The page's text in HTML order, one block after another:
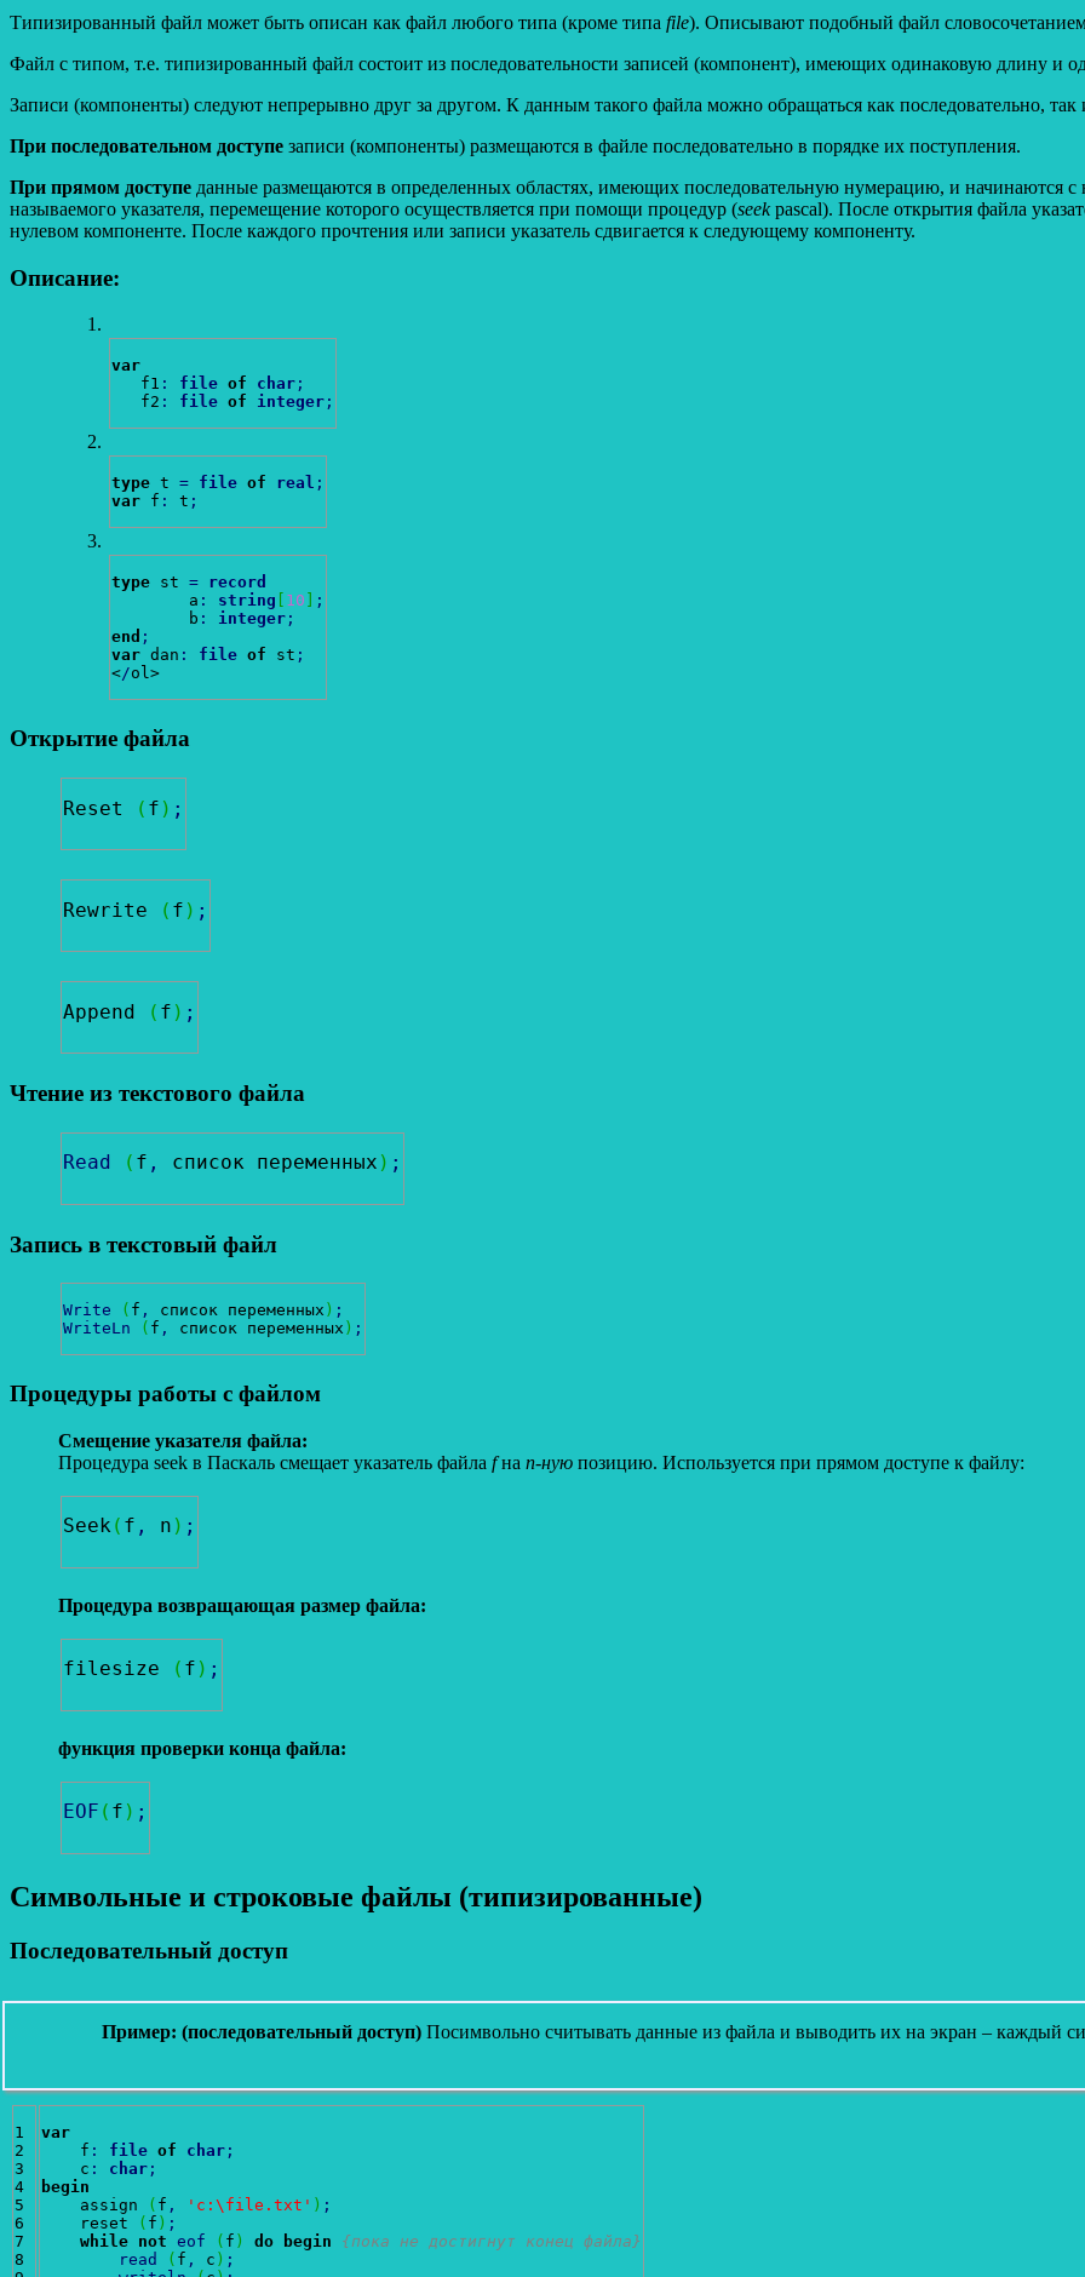
Типизированный файл может быть описан как файл любого типа (кроме типа file). Описывают подобный файл
Файл с типом, т.е. типизированный файл состоит из последовательности записей (компонент), имеющих одинаковую длину и
Записи (компоненты) следуют непрерывно друг за другом. К данным такого файла можно обращаться как последовательно,
При последовательном доступе записи (компоненты) размещаются в файле последовательно в порядке их поступления.
При прямом доступе данные размещаются в определенных областях, имеющих последовательную нумерацию, и начинаются с
называемого указателя, перемещение которого осуществляется при помощи процедур (seek pascal). После открытия файла
нулевом компоненте. После каждого прочтения или записи указатель сдвигается к следующему компоненту.
Описание:
var
   f1
: file of char ;
   f2
: file of integer ;
type t = file of real ;
var f : t ;
type st = record
        a
: string 10
;
        b
: integer ;
end ;
var dan : file of st ;
</ol>
Открытие файла
Reset ( f ) ;
Rewrite ( f ) ;
Append ( f ) ;
Чтение из текстового файла
Read ( f , список переменных ) ;
Запись в текстовый файл
Write ( f , список переменных ) ;
WriteLn
( f , список переменных ) ;
Процедуры работы с файлом
Смещение указателя файла:
Процедура seek в Паскаль смещает указатель файла fна n-ную позицию. Используется при прямом доступе к файлу:
Seek ( f , n ) ;
Процедура возвращающая размер файла:
filesize ( f ) ;
функция проверки конца файла:
EOF ( f ) ;
Символьные и строковые файлы (типизированные)
Последовательный доступ
Пример: (последовательный доступ) Посимвольно считывать данные из файла и выводить их на экран – каждый
1
2
3
4
5
6
7
8
var
    f
: file of char ;
    c
: char ;
begin
    assign
( f , 'c:\file.txt' ) ;
    reset
( f ) ;
while not eof ( f ) do begin
{пока не достигнут конец файла}
read
( f , c ) ;